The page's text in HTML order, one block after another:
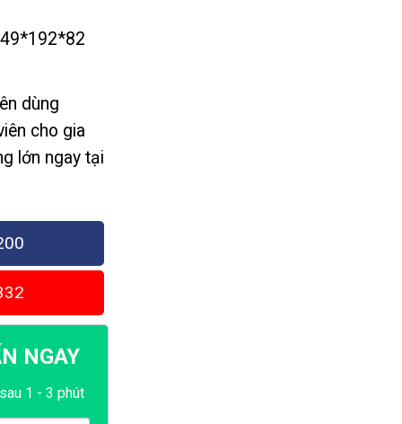
dùng
cho gia
lớn ngay tại
NGAY
1 - 3 phút